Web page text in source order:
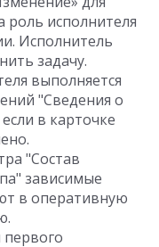
роль исполнителя
Исполнитель
задачу.
выполняется
"Сведения о
в карточке
"Состав
зависимые
в оперативную